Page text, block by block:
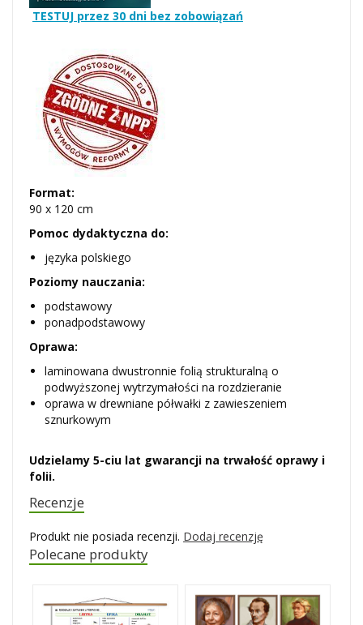
TESTUJ przez 30 dni bez zobowiązań
Format:
90 x 120 cm
Pomoc dydaktyczna do:
języka polskiego
Poziomy nauczania:
podstawowy
ponadpodstawowy
Oprawa:
laminowana dwustronnie folią strukturalną o
podwyższonej wytrzymałości na rozdzieranie
oprawa w drewniane półwałki z zawieszeniem
sznurkowym
Udzielamy 5-ciu lat gwarancji na trwałość oprawy i
folii.
Recenzje
Produkt nie posiada recenzji. Dodaj recenzję
Polecane produkty